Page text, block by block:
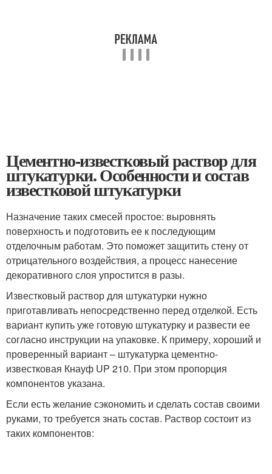
Цементно-известковый раствор для
штукатурки. Особенности и состав
известковой штукатурки
Назначение таких смесей простое: выровнять
поверхность и подготовить ее к последующим
отделочным работам. Это поможет защитить стену от
отрицательного воздействия, а процесс нанесение
декоративного слоя упростится в разы.
Известковый раствор для штукатурки нужно
приготавливать непосредственно перед отделкой. Есть
вариант купить уже готовую штукатурку и развести ее
согласно инструкции на упаковке. К примеру, хороший и
проверенный вариант – штукатурка цементно-
известковая Кнауф UP 210. При этом пропорция
компонентов указана.
Если есть желание сэкономить и сделать состав своими
руками, то требуется знать состав. Раствор состоит из
таких компонентов: